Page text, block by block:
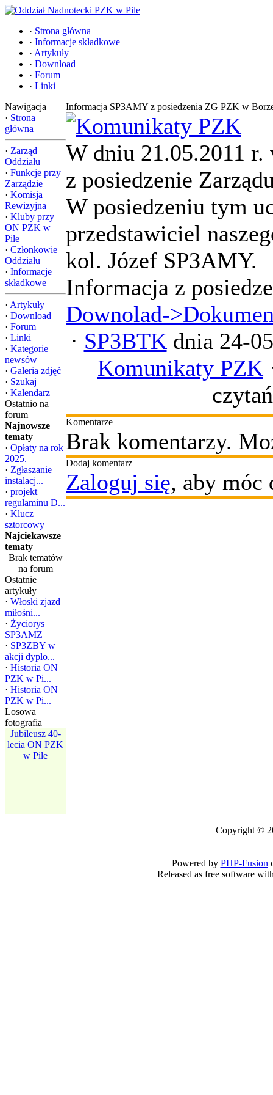
· Strona główna
· Informacje składkowe
· Artykuły
· Download
· Forum
· Linki
Nawigacja
· Strona
główna
· Zarząd
Oddziału
· Funkcje przy
Zarządzie
· Komisja
Rewizyjna
· Kluby przy
ON PZK w
Pile
· Członkowie
Oddziału
· Informacje
składkowe
· Artykuły
· Download
· Forum
· Linki
· Kategorie
newsów
· Galeria zdjęć
· Szukaj
· Kalendarz
Ostatnio na
forum
Najnowsze
tematy
· Opłaty na rok
2025.
· Zgłaszanie
instalacj...
· projekt
regulaminu D...
· Klucz
sztorcowy
Najciekawsze
tematy
Brak tematów
na forum
Ostatnie
artykuły
· Włoski zjazd
miłośni...
· Życiorys
SP3AMZ
· SP3ZBY w
akcji dyplo...
· Historia ON
PZK w Pi...
· Historia ON
PZK w Pi...
Losowa
fotografia
Zdjęcia
kolegów
Jubileusz 40-
lecia ON PZK
w Pile
Informacja SP3AMY z posiedzenia ZG PZK w
W dniu 21.05.2011 r.
z posiedzenie
W posiedzeniu tym
przedstawiciel
kol. Józef SP3AMY.
Informacja z
Downolad-
· SP3BTK dnia 24-
Komunikaty PZK
Komentarze
Brak komentarzy.
Dodaj komentarz
Zaloguj się, aby móc
Copyright ©
Powered by PHP-Fusion
Released as free software